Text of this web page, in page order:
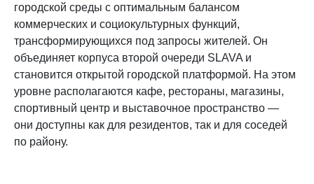
городской среды с оптимальным балансом
коммерческих и социокультурных функций,
трансформирующихся под запросы жителей. Он
объединяет корпуса второй очереди SLAVA и
становится открытой городской платформой. На этом
уровне располагаются кафе, рестораны, магазины,
спортивный центр и выставочное пространство —
они доступны как для резидентов, так и для соседей
по району.